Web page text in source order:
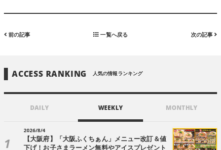
前の記事 一覧へ戻る 次の記事
ACCESS RANKING 人気の情報ランキング
DAILY WEEKLY MONTHLY
2026/8/4
【大阪府】「大阪ふくちぁん」メニュー改訂＆値
下げ！お子さまラーメン無料やアイスプレゼント